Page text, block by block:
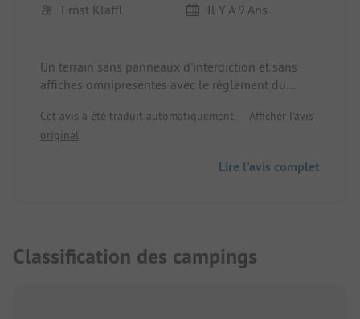
Ernst Klaffl Il Y A 9 Ans
Un terrain sans panneaux d'interdiction et sans
affiches omniprésentes avec le règlement du
pourtant, ou justement pour cette raison, un
terrain parfait. Des emplacements spacieux, des
arbres ombragés, des installations sanitaires
Cet avis a été traduit automatiquement.
Afficher l'avis
original
Lire l'avis complet
Classification des campings